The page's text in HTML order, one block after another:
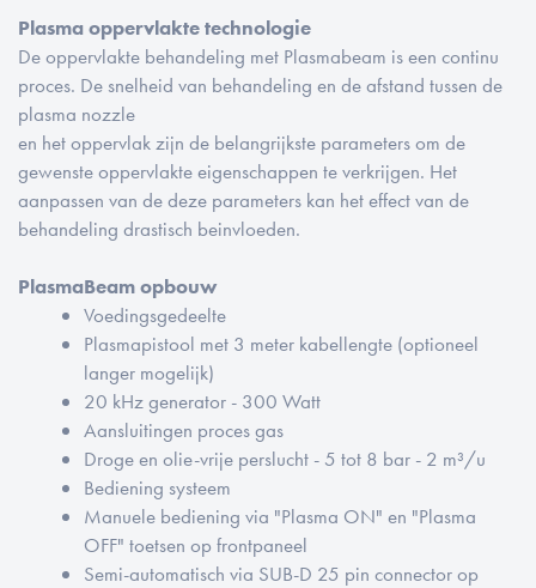
Plasma oppervlakte technologie
De oppervlakte behandeling met Plasmabeam is een continu
proces. De snelheid van behandeling en de afstand tussen de
plasma nozzle
en het oppervlak zijn de belangrijkste parameters om de
gewenste oppervlakte eigenschappen te verkrijgen. Het
aanpassen van de deze parameters kan het effect van de
behandeling drastisch beinvloeden.
PlasmaBeam opbouw
Voedingsgedeelte
Plasmapistool met 3 meter kabellengte (optioneel
langer mogelijk)
20 kHz generator - 300 Watt
Aansluitingen proces gas
Droge en olie-vrije perslucht - 5 tot 8 bar - 2 m³/u
Bediening systeem
Manuele bediening via "Plasma ON" en "Plasma
OFF" toetsen op frontpaneel
Semi-automatisch via SUB-D 25 pin connector op